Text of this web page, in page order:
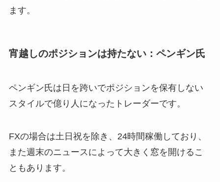
ます。
宵越しのポジションは持たない：ペンギン氏
ペンギン氏は日を跨いでポジションを保有しない
スタイルで億り人になったトレーダーです。
FXの場合は土日祝を除き、24時間稼働しており、
また週末のニュースによって大きく窓を開けるこ
ともあります。